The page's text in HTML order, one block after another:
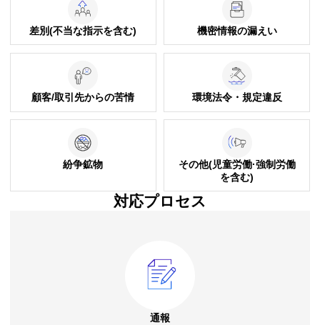
差別(不当な指示を含む) 機密情報の漏えい
顧客/取引先からの苦情 環境法令・規定違反
紛争鉱物
その他(児童労働·強制労働
を含む)
対応プロセス
通報